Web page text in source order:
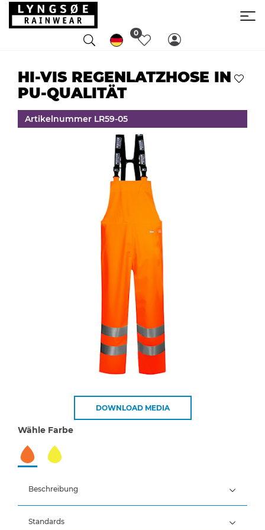
0
HI-VIS REGENLATZHOSE IN
PU-QUALITÄT
Artikelnummer LR59-05
DOWNLOAD MEDIA
Wähle Farbe
Beschreibung
100% Polyester, PU-Beschichtung, 190 g/m²
Standards